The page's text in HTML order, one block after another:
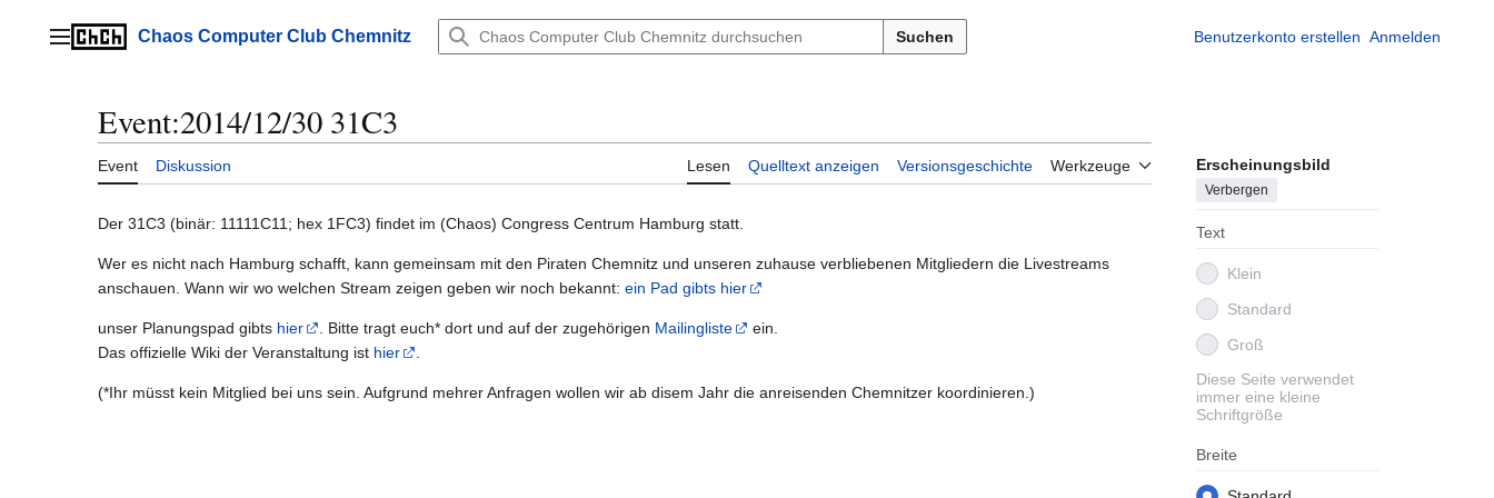
springenHauptmenüChaos Computer Club Chemnitz Suchen Benutzerkonto erstellen Anmelden
Event:2014/12/30 31C3
Event Diskussion Lesen Quelltext anzeigen Versionsgeschichte Werkzeuge Erscheinungsbild
Verbergen
Text
Klein
Standard
Groß
Diese Seite verwendet
immer eine kleine
Schriftgröße
Breite
Der 31C3 (binär: 11111C11; hex 1FC3) findet im (Chaos) Congress Centrum Hamburg statt.
Wer es nicht nach Hamburg schafft, kann gemeinsam mit den Piraten Chemnitz und unseren zuhause verbliebenen Mitgliedern die Livestreams
anschauen. Wann wir wo welchen Stream zeigen geben wir noch bekannt: ein Pad gibts hier
unser Planungspad gibts hier . Bitte tragt euch* dort und auf der zugehörigen Mailingliste
ein.
Das offizielle Wiki der Veranstaltung ist hier
(*Ihr müsst kein Mitglied bei uns sein. Aufgrund mehrer Anfragen wollen wir ab disem Jahr die anreisenden Chemnitzer koordinieren.)